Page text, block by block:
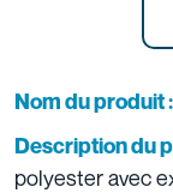
Nom du produit :
Description du
polyester avec